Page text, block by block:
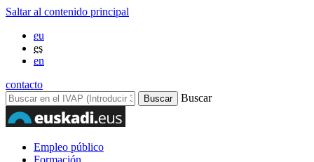
Saltar al contenido principal
eu
es
en
contacto
Buscar
Empleo público
Formación